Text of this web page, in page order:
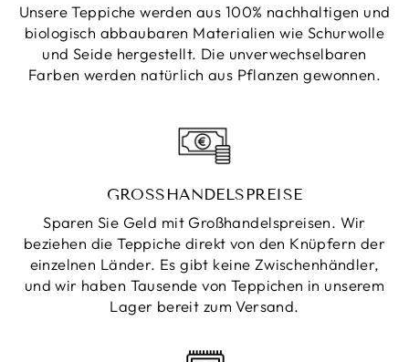
Unsere Teppiche werden aus 100% nachhaltigen und
biologisch abbaubaren Materialien wie Schurwolle
und Seide hergestellt. Die unverwechselbaren
Farben werden natürlich aus Pflanzen gewonnen.
GROSSHANDELSPREISE
Sparen Sie Geld mit Großhandelspreisen. Wir
beziehen die Teppiche direkt von den Knüpfern der
einzelnen Länder. Es gibt keine Zwischenhändler,
und wir haben Tausende von Teppichen in unserem
Lager bereit zum Versand.